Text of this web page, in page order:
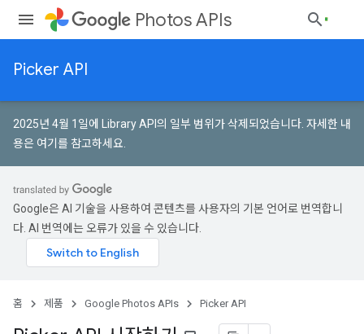
Photos APIs
Picker API
2025년 4월 1일에 Library API의 일부 범위가 삭제되었습니다. 자세한 내
용은 여기를 참고하세요
Google은 AI 기술을 사용하여 콘텐츠를 사용자의 기본 언어로 번역합니
다. AI 번역에는 오류가 있을 수 있습니다.
홈 제품 Google Photos APIs Picker API